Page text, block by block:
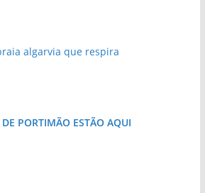
algarvia que respira
PORTIMÃO ESTÃO AQUI